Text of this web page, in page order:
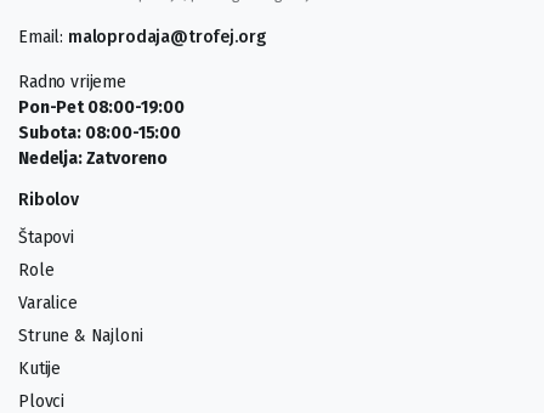
Email: maloprodaja@trofej.org
Radno vrijeme
Pon-Pet 08:00-19:00
Subota: 08:00-15:00
Nedelja: Zatvoreno
Ribolov
Štapovi
Role
Varalice
Strune & Najloni
Kutije
Plovci